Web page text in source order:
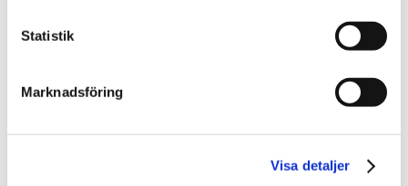
Statistik
Marknadsföring
Visa detaljer
22 maj har vi en körkonsert med livemusik i Saxnäs
På bilden syns en del av den grupp som är med.
vara med på själva konserten.